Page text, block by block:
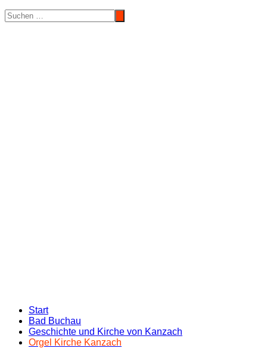
Start
Bad Buchau
Geschichte und Kirche von Kanzach
Orgel Kirche Kanzach